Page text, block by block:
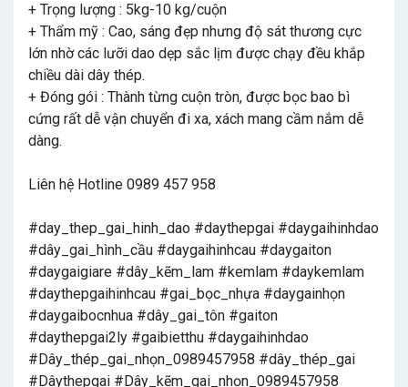
+ Trọng lượng : 5kg-10 kg/cuộn
+ Thẩm mỹ : Cao, sáng đẹp nhưng độ sát thương cực
lớn nhờ các lưỡi dao dẹp sắc lịm được chạy đều khắp
chiều dài dây thép.
+ Đóng gói : Thành từng cuộn tròn, được bọc bao bì
cứng rất dễ vận chuyển đi xa, xách mang cầm nắm dễ
dàng.
Liên hệ Hotline 0989 457 958
#day_thep_gai_hinh_dao #daythepgai #daygaihinhdao
#dây_gai_hình_cầu #daygaihinhcau #daygaiton
#daygaigiare #dây_kẽm_lam #kemlam #daykemlam
#daythepgaihinhcau #gai_bọc_nhựa #daygainhọn
#daygaibocnhua #dây_gai_tôn #gaiton
#daythepgai2ly #gaibietthu #daygaihinhdao
#Dây_thép_gai_nhọn_0989457958 #dây_thép_gai
#Dâythepgai #Dây_kẽm_gai_nhọn_0989457958